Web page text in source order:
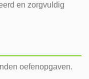
en zorgvuldig
oefenopgaven.